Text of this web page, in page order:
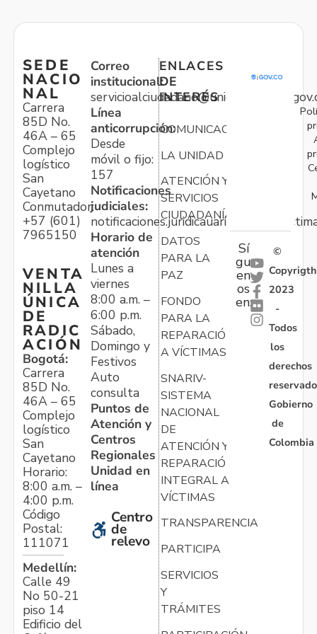
SEDE
NACIO
NAL
Carrera
85D No.
46A – 65
Complejo
logístico
San
Cayetano
Conmutador:
+57 (601)
7965150
VENTA
NILLA
ÚNICA
DE
RADIC
ACIÓN
Bogotá:
Carrera
85D No.
46A – 65
Complejo
logístico
San
Cayetano
Horario:
8:00 a.m. –
4:00 p.m.
Código
Postal:
111071
Medellín:
Calle 49
No 50-21
piso 14
Edificio del
Correo
institucional:
Línea
anticorrupción:
Desde
móvil o fijo:
157
Notificaciones
judiciales:
Horario de
atención
Lunes a
viernes
8:00 a.m. –
6:00 p.m.
Sábado,
Domingo y
Festivos
Auto
consulta
Puntos de
Atención y
Centros
Regionales
Unidad en
línea
Centro
de
relevo
ENLACES
DE
INTERÉS
COMUNICACIONES
LA UNIDAD
ATENCIÓN Y
SERVICIOS
CIUDADANÍA
DATOS
PARA LA
PAZ
FONDO
PARA LA
REPARACIÓN
A VÍCTIMAS
SNARIV-
SISTEMA
NACIONAL
DE
ATENCIÓN Y
REPARACIÓN
INTEGRAL A
VÍCTIMAS
TRANSPARENCIA
PARTICIPA
SERVICIOS
Y
TRÁMITES
Sí
gu
en
os
en:
©
Copyrigth
2023
-
Todos
los
derechos
Gobierno
de
Colombia